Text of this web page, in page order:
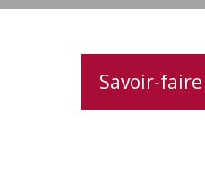
Savoir-